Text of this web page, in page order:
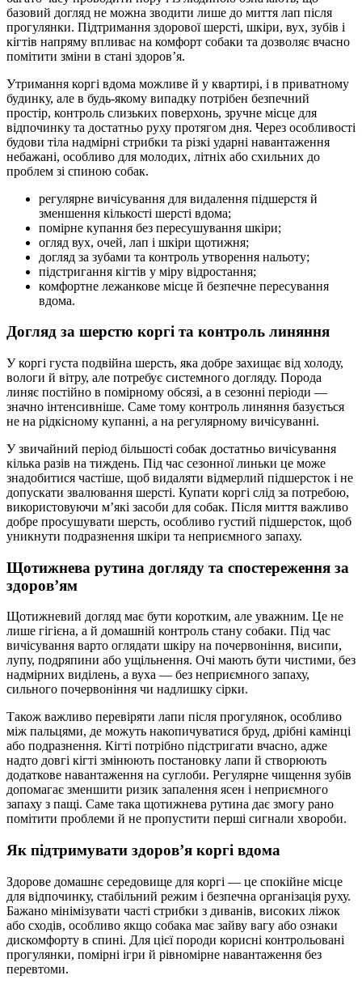
базовий догляд не можна зводити лише до миття лап після
прогулянки. Підтримання здорової шерсті, шкіри, вух, зубів і
кігтів напряму впливає на комфорт собаки та дозволяє вчасно
помітити зміни в стані здоров’я.
Утримання коргі вдома можливе й у квартирі, і в приватному
будинку, але в будь-якому випадку потрібен безпечний
простір, контроль слизьких поверхонь, зручне місце для
відпочинку та достатньо руху протягом дня. Через особливості
будови тіла надмірні стрибки та різкі ударні навантаження
небажані, особливо для молодих, літніх або схильних до
проблем зі спиною собак.
регулярне вичісування для видалення підшерстя й
зменшення кількості шерсті вдома;
помірне купання без пересушування шкіри;
огляд вух, очей, лап і шкіри щотижня;
догляд за зубами та контроль утворення нальоту;
підстригання кігтів у міру відростання;
комфортне лежанкове місце й безпечне пересування
вдома.
Догляд за шерстю коргі та контроль линяння
У коргі густа подвійна шерсть, яка добре захищає від холоду,
вологи й вітру, але потребує системного догляду. Порода
линяє постійно в помірному обсязі, а в сезонні періоди —
значно інтенсивніше. Саме тому контроль линяння базується
не на рідкісному купанні, а на регулярному вичісуванні.
У звичайний період більшості собак достатньо вичісування
кілька разів на тиждень. Під час сезонної линьки це може
знадобитися частіше, щоб видаляти відмерлий підшерсток і не
допускати звалювання шерсті. Купати коргі слід за потребою,
використовуючи м’які засоби для собак. Після миття важливо
добре просушувати шерсть, особливо густий підшерсток, щоб
уникнути подразнення шкіри та неприємного запаху.
Щотижнева рутина догляду та спостереження за
здоров’ям
Щотижневий догляд має бути коротким, але уважним. Це не
лише гігієна, а й домашній контроль стану собаки. Під час
вичісування варто оглядати шкіру на почервоніння, висипи,
лупу, подряпини або ущільнення. Очі мають бути чистими, без
надмірних виділень, а вуха — без неприємного запаху,
сильного почервоніння чи надлишку сірки.
Також важливо перевіряти лапи після прогулянок, особливо
між пальцями, де можуть накопичуватися бруд, дрібні камінці
або подразнення. Кігті потрібно підстригати вчасно, адже
надто довгі кігті змінюють постановку лапи й створюють
додаткове навантаження на суглоби. Регулярне чищення зубів
допомагає зменшити ризик запалення ясен і неприємного
запаху з пащі. Саме така щотижнева рутина дає змогу рано
помітити проблеми й не пропустити перші сигнали хвороби.
Як підтримувати здоров’я коргі вдома
Здорове домашнє середовище для коргі — це спокійне місце
для відпочинку, стабільний режим і безпечна організація руху.
Бажано мінімізувати часті стрибки з диванів, високих ліжок
або сходів, особливо якщо собака має зайву вагу або ознаки
дискомфорту в спині. Для цієї породи корисні контрольовані
прогулянки, помірні ігри й рівномірне навантаження без
перевтоми.